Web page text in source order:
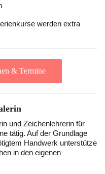
werden extra
& Termine
und Zeichenlehrerin für
tätig. Auf der Grundlage
Handwerk unterstütze
in den eigenen